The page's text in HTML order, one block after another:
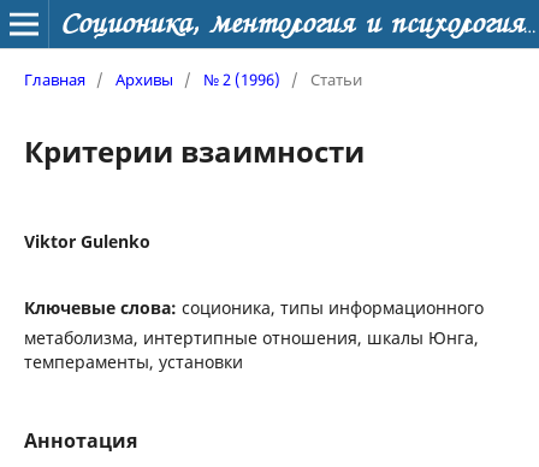
Соционика, ментология и психология личности
Главная / Архивы / № 2 (1996) / Статьи
Критерии взаимности
Viktor Gulenko
Ключевые слова: соционика, типы информационного
метаболизма, интертипные отношения, шкалы Юнга,
темпераменты, установки
Аннотация